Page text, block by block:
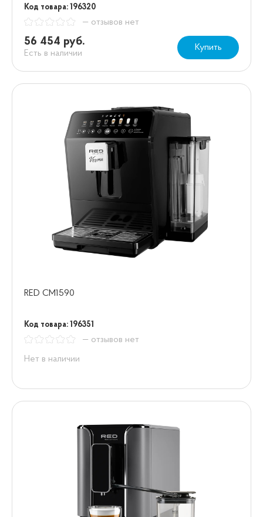
Код товара: 196320
— отзывов нет
56 454 руб.
Есть в наличии
Купить
RED CM1590
Код товара: 196351
— отзывов нет
Нет в наличии